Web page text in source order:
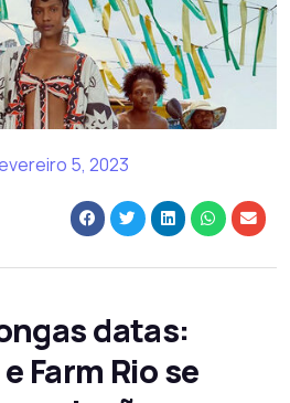
5, 2023
datas:
Farm Rio se